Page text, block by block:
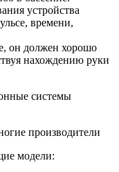
устройства
времени,
он должен хорошо
нахождению руки
системы
производители
модели: